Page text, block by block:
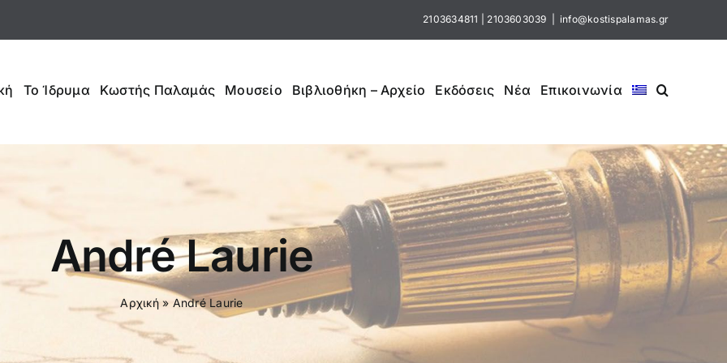
2103634811 2103603039 info@kostispalamas.gr
Το Ίδρυμα Κωστής Παλαμάς Μουσείο Βιβλιοθήκη – Αρχείο Εκδόσεις Νέα Επικοινωνία
André Laurie
Αρχική» André Laurie